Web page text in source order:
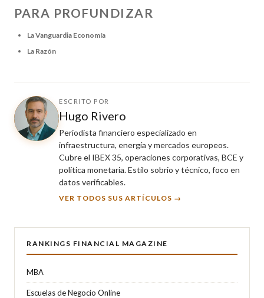
PARA PROFUNDIZAR
La Vanguardia Economía
La Razón
ESCRITO POR
Hugo Rivero
Periodista financiero especializado en
infraestructura, energía y mercados europeos.
Cubre el IBEX 35, operaciones corporativas, BCE y
política monetaria. Estilo sobrio y técnico, foco en
datos verificables.
VER TODOS SUS ARTÍCULOS →
RANKINGS FINANCIAL MAGAZINE
MBA
Escuelas de Negocio Online